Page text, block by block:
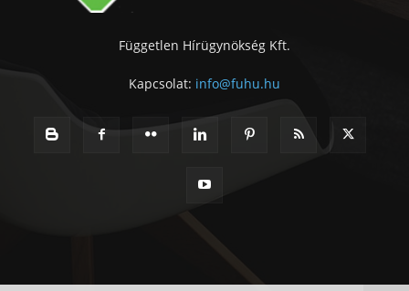
Független Hírügynökség Kft.
Kapcsolat: info@fuhu.hu